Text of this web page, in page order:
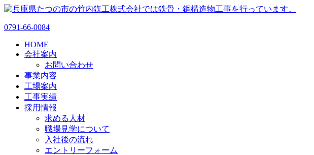
0791-66-0084
HOME
会社案内
お問い合わせ
事業内容
工場案内
工事実績
採用情報
求める人材
職場見学について
入社後の流れ
エントリーフォーム